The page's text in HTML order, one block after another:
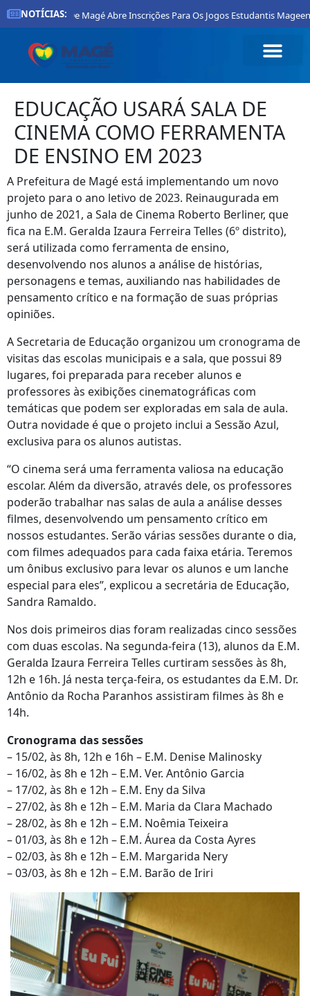
NOTÍCIAS:
Prefeitura De Magé Abre Inscrições Para Os Jogos Estudantis Mageenses
EDUCAÇÃO USARÁ SALA DE
CINEMA COMO FERRAMENTA
DE ENSINO EM 2023
A Prefeitura de Magé está implementando um novo
projeto para o ano letivo de 2023. Reinaugurada em
junho de 2021, a Sala de Cinema Roberto Berliner, que
fica na E.M. Geralda Izaura Ferreira Telles (6º distrito),
será utilizada como ferramenta de ensino,
desenvolvendo nos alunos a análise de histórias,
personagens e temas, auxiliando nas habilidades de
pensamento crítico e na formação de suas próprias
opiniões.
A Secretaria de Educação organizou um cronograma de
visitas das escolas municipais e a sala, que possui 89
lugares, foi preparada para receber alunos e
professores às exibições cinematográficas com
temáticas que podem ser exploradas em sala de aula.
Outra novidade é que o projeto inclui a Sessão Azul,
exclusiva para os alunos autistas.
“O cinema será uma ferramenta valiosa na educação
escolar. Além da diversão, através dele, os professores
poderão trabalhar nas salas de aula a análise desses
filmes, desenvolvendo um pensamento crítico em
nossos estudantes. Serão várias sessões durante o dia,
com filmes adequados para cada faixa etária. Teremos
um ônibus exclusivo para levar os alunos e um lanche
especial para eles”, explicou a secretária de Educação,
Sandra Ramaldo.
Nos dois primeiros dias foram realizadas cinco sessões
com duas escolas. Na segunda-feira (13), alunos da E.M.
Geralda Izaura Ferreira Telles curtiram sessões às 8h,
12h e 16h. Já nesta terça-feira, os estudantes da E.M. Dr.
Antônio da Rocha Paranhos assistiram filmes às 8h e
14h.
Cronograma das sessões
– 15/02, às 8h, 12h e 16h – E.M. Denise Malinosky
– 16/02, às 8h e 12h – E.M. Ver. Antônio Garcia
– 17/02, às 8h e 12h – E.M. Eny da Silva
– 27/02, às 8h e 12h – E.M. Maria da Clara Machado
– 28/02, às 8h e 12h – E.M. Noêmia Teixeira
– 01/03, às 8h e 12h – E.M. Áurea da Costa Ayres
– 02/03, às 8h e 12h – E.M. Margarida Nery
– 03/03, às 8h e 12h – E.M. Barão de Iriri